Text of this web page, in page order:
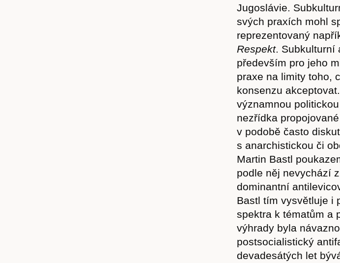
Jugoslávie.
svých praxích mohl
reprezentovaný
Respekt. Subkulturní
především pro jeho
praxe na limity toho,
konsenzu
významnou
nezřídka
v podobě často
s anarchistickou či
Martin Bastl
podle něj nevychází
dominantní
Bastl tím vysvětluje i
spektra k tématům a
výhrady byla
postsocialistický
devadesátých let